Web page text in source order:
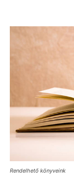
Rendelhető könyveink